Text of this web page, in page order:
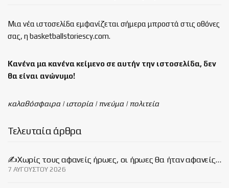
Μια νέα ιστοσελίδα εμφανίζεται σήμερα μπροστά στις οθόνες
σας, η basketballstoriescy.com.
Κανένα μα κανένα κείμενο σε αυτήν την ιστοσελίδα, δεν
θα είναι ανώνυμο!
καλαθόσφαιρα | ιστορία | πνεύμα | πολιτεία
Τελευταία άρθρα
✍️Χωρίς τους αφανείς ήρωες, οι ήρωες θα ήταν αφανείς…
7 ΑΥΓΟΎΣΤΟΥ 2026